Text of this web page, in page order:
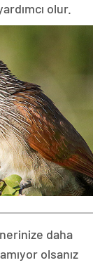
olur.
daha
olsanız